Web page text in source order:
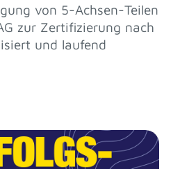
von 5-Achsen-Teilen
zur Zertifizierung nach
und laufend